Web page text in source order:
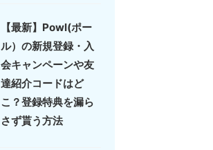
【最新】Powl(ポー
ル）の新規登録・入
会キャンペーンや友
達紹介コードはど
こ？登録特典を漏ら
さず貰う方法